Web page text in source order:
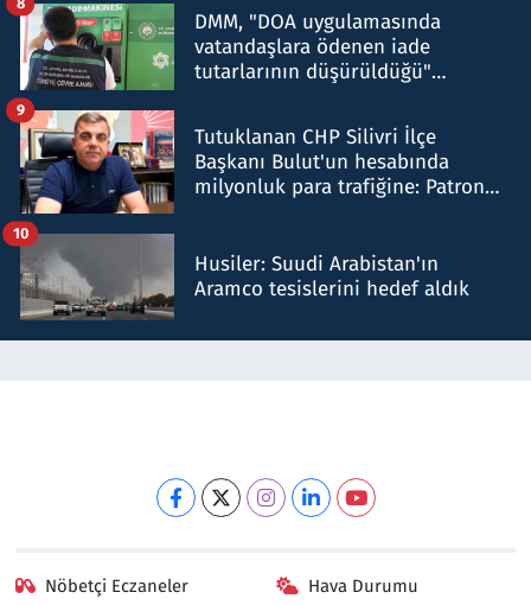
DMM, "DOA uygulamasında
vatandaşlara ödenen iade
tutarlarının düşürüldüğü"
Tutuklanan CHP Silivri İlçe
Başkanı Bulut'un hesabında
milyonluk para trafiğine: Patron
9
Husiler: Suudi Arabistan'ın
Aramco tesislerini hedef aldık
10
Nöbetçi Eczaneler Hava Durumu